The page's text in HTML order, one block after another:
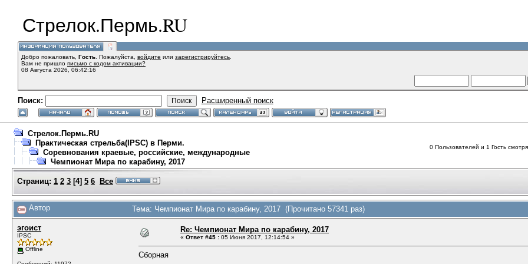
Стрелок.Пермь.RU
Добро пожаловать, Гость . Пожалуйста, войдите или зарегистрируйтесь
Вам не пришло письмо с кодом активации?
08 Августа 2026, 06:42:16
Поиск: Расширенный поиск
Стрелок.Пермь.RU
Практическая стрельба(IPSC) в Перми.
Соревнования краевые, российские, международные
Чемпионат Мира по карабину, 2017
0 Пользователей и 1 Гость
Страниц: 1 2 3 [4] 5 6 Все
Автор Тема: Чемпионат Мира по карабину, 2017 (Прочитано 57341 раз)
эгоист
IPSC
Offline
Re: Чемпионат Мира по карабину, 2017
« Ответ #45 : 05 Июня 2017, 12:14:54 »
Сборная